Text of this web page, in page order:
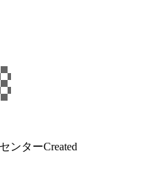
ンターCreated